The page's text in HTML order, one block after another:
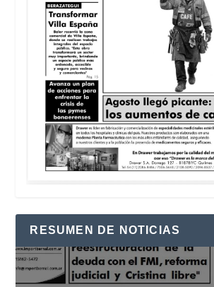
RESUMEN DE NOTICIAS
Reproductor
de
vídeo